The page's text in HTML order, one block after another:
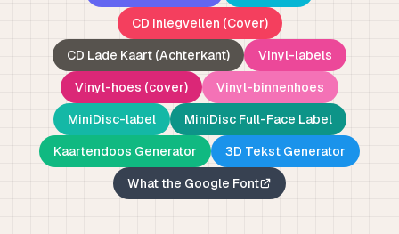
CD Inlegvellen (Cover)
CD Lade Kaart (Achterkant)
Vinyl-labels
Vinyl-hoes (cover)
Vinyl-binnenhoes
MiniDisc-label
MiniDisc Full-Face Label
Kaartendoos Generator
3D Tekst Generator
What the Google Font